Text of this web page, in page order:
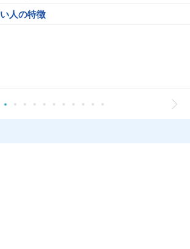
人の特徴